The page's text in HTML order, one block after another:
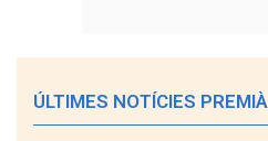
ÚLTIMES NOTÍCIES PREMIÀ